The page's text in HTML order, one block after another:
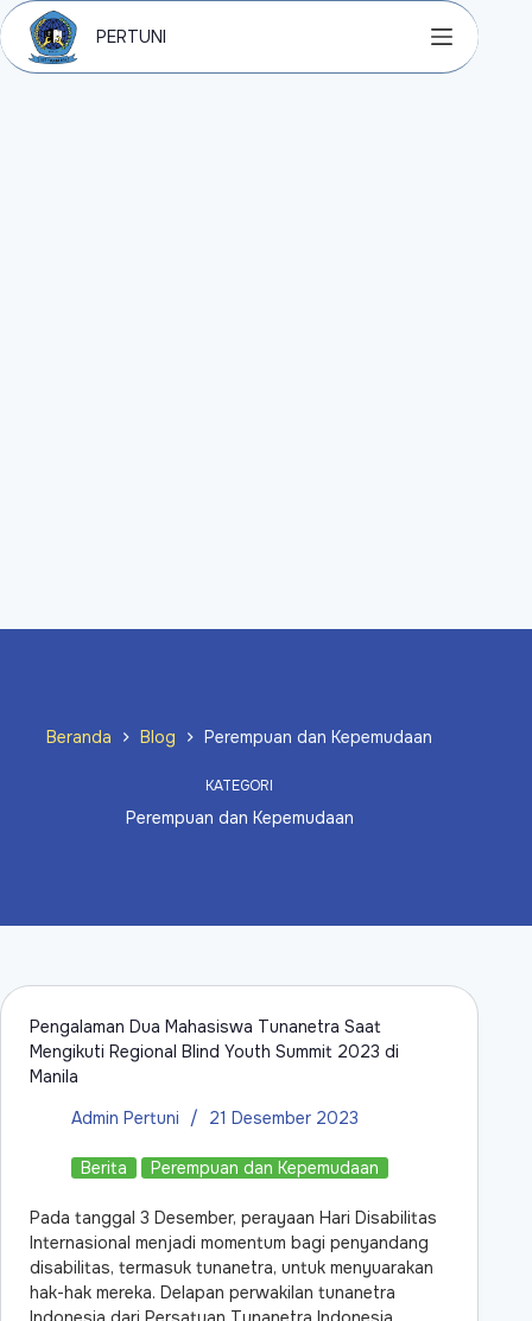
PERTUNI
Beranda Blog Perempuan dan Kepemudaan
KATEGORI
Perempuan dan Kepemudaan
Pengalaman Dua Mahasiswa Tunanetra Saat
Mengikuti Regional Blind Youth Summit 2023 di
Manila
Admin Pertuni
21 Desember 2023
Berita Perempuan dan Kepemudaan
Pada tanggal 3 Desember, perayaan Hari Disabilitas
Internasional menjadi momentum bagi penyandang
disabilitas, termasuk tunanetra, untuk menyuarakan
hak-hak mereka. Delapan perwakilan tunanetra